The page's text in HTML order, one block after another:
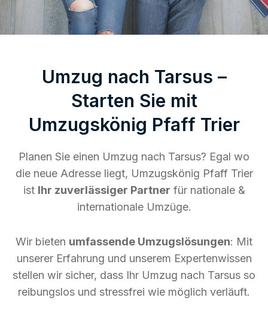
Umzug nach Tarsus –
Starten Sie mit
Umzugskönig Pfaff Trier
Planen Sie einen Umzug nach Tarsus? Egal wo
die neue Adresse liegt, Umzugskönig Pfaff Trier
ist Ihr zuverlässiger Partner für nationale &
internationale Umzüge.
Wir bieten umfassende Umzugslösungen: Mit
unserer Erfahrung und unserem Expertenwissen
stellen wir sicher, dass Ihr Umzug nach Tarsus so
reibungslos und stressfrei wie möglich verläuft.